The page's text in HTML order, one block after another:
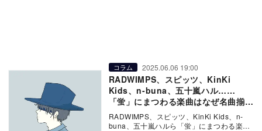
コラム 2025.06.06 19:00
RADWIMPS、スピッツ、KinKi
Kids、n-buna、五十嵐ハル……
「蛍」にまつわる楽曲はなぜ名曲揃
い？
RADWIMPS、スピッツ、KinKi Kids、n-
buna、五十嵐ハルら「蛍」にまつわる楽曲